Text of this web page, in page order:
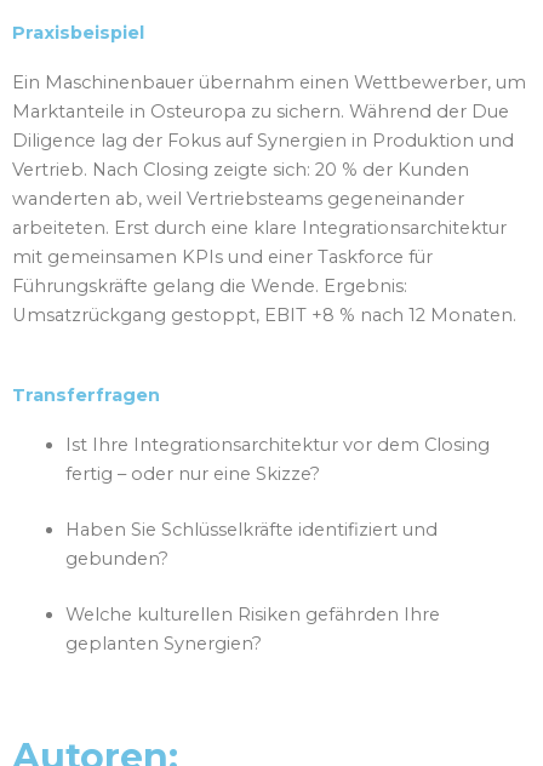
Praxisbeispiel
Ein Maschinenbauer übernahm einen Wettbewerber, um
Marktanteile in Osteuropa zu sichern. Während der Due
Diligence lag der Fokus auf Synergien in Produktion und
Vertrieb. Nach Closing zeigte sich: 20 % der Kunden
wanderten ab, weil Vertriebsteams gegeneinander
arbeiteten. Erst durch eine klare Integrationsarchitektur
mit gemeinsamen KPIs und einer Taskforce für
Führungskräfte gelang die Wende. Ergebnis:
Umsatzrückgang gestoppt, EBIT +8 % nach 12 Monaten.
Transferfragen
Ist Ihre Integrationsarchitektur vor dem Closing
fertig – oder nur eine Skizze?
Haben Sie Schlüsselkräfte identifiziert und
gebunden?
Welche kulturellen Risiken gefährden Ihre
geplanten Synergien?
Autoren: